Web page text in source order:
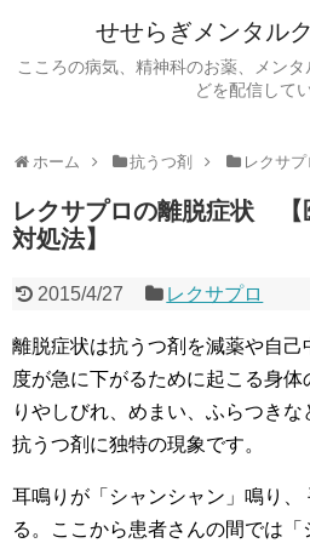
せせらぎメンタル
こころの病気、精神科のお薬、メン
どを配信して
ホーム 抗うつ剤 レクサプ
レクサプロの離脱症状 【
対処法】
2015/4/27 レクサプロ
離脱症状は抗うつ剤を減薬や自
度が急に下がるために起こる身
りやしびれ、めまい、ふらつきな
抗うつ剤に独特の現象です。
耳鳴りが「シャンシャン」鳴り
る。ここから患者さんの間では